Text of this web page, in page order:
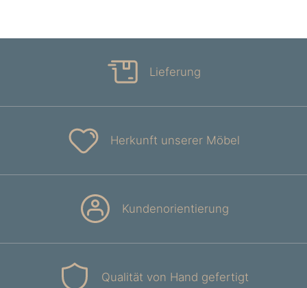
Lieferung
Herkunft unserer Möbel
Kundenorientierung
Qualität von Hand gefertigt